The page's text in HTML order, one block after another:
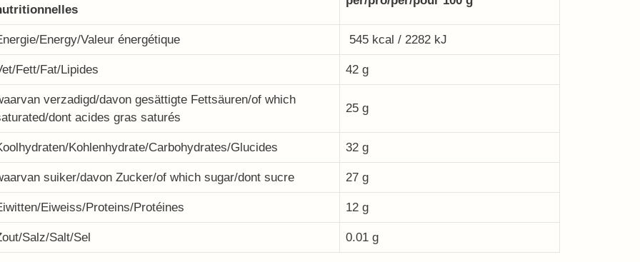
Energy/Valeur énergétique 545 kcal / 2282 kJ
Fett/Fat/Lipides 42 g
verzadigd/davon gesättigte Fettsäuren/of which
dont acides gras saturés
25 g
Kohlenhydrate/Carbohydrates/Glucides 32 g
suiker/davon Zucker/of which sugar/dont sucre 27 g
Eiweiss/Proteins/Protéines 12 g
Salz/Salt/Sel 0.01 g